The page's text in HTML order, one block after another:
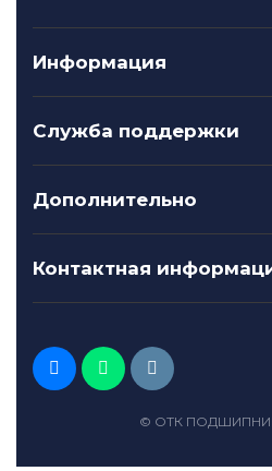
Информация
Служба поддержки
Дополнительно
Контактная
© ОТК ПОДШИПНИК